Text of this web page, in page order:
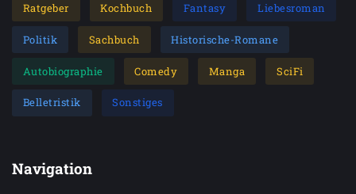
Ratgeber Kochbuch Fantasy Liebesroman
Politik Sachbuch Historische-Romane
Autobiographie Comedy Manga SciFi
Belletristik Sonstiges
Navigation